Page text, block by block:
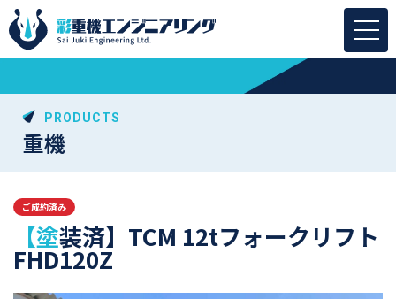
PRODUCTS
重機
ご成約済み
【塗装済】TCM 12tフォークリフト
FHD120Z